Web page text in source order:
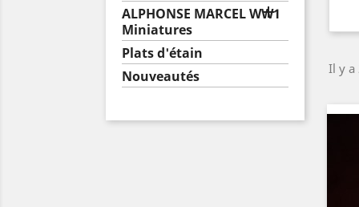
ALPHONSE MARCEL WW1
Miniatures

Plats d'étain
Nouveautés
Il y a